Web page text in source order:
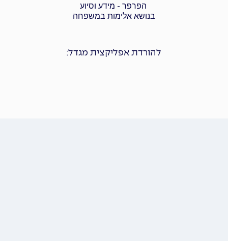
הפרפר - מידע וסיוע
בנושא אלימות במשפחה
להורדת אפליקצית מגדל: